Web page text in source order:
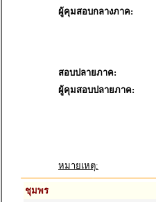
ผู้คุมสอบกลางภาค:
สอบปลายภาค:
ผู้คุมสอบปลายภาค:
หมายเหตุ:
ชุมพร